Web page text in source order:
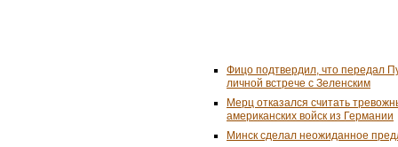
Фицо подтвердил, что передал
личной встрече с Зеленским
Мерц отказался считать
американских войск из Германии
Минск сделал неожиданное